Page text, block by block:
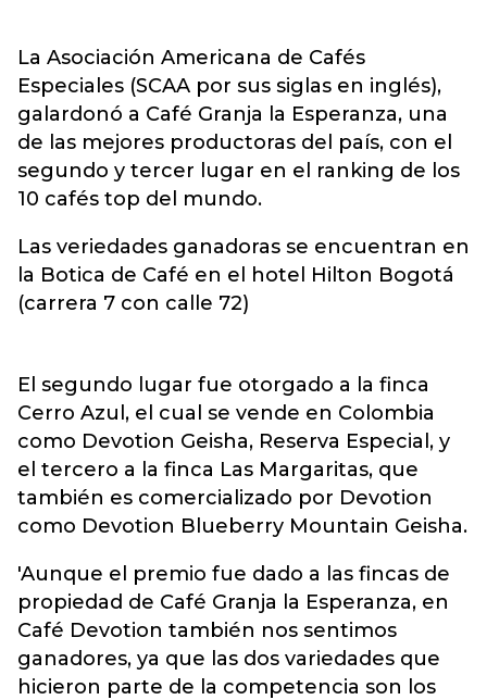
La Asociación Americana de Cafés
Especiales (SCAA por sus siglas en inglés),
galardonó a Café Granja la Esperanza, una
de las mejores productoras del país, con el
segundo y tercer lugar en el ranking de los
10 cafés top del mundo.
Las veriedades ganadoras se encuentran en
la Botica de Café en el hotel Hilton Bogotá
(carrera 7 con calle 72)
El segundo lugar fue otorgado a la finca
Cerro Azul, el cual se vende en Colombia
como Devotion Geisha, Reserva Especial, y
el tercero a la finca Las Margaritas, que
también es comercializado por Devotion
como Devotion Blueberry Mountain Geisha.
'Aunque el premio fue dado a las fincas de
propiedad de Café Granja la Esperanza, en
Café Devotion también nos sentimos
ganadores, ya que las dos variedades que
hicieron parte de la competencia son los